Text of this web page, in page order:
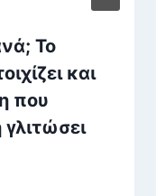
Το
και
που
γλιτώσει